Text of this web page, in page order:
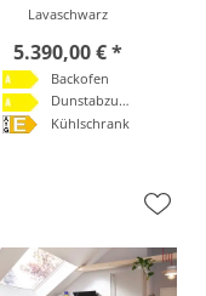
Lavaschwarz
5.390,00 € *
Backofen
Dunstabzugshaube
Kühlschrank